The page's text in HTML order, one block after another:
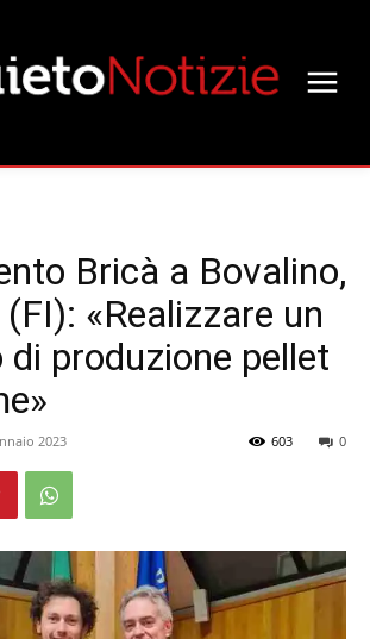
Bricà a Bovalino,
«Realizzare un
produzione pellet
2023 0
603